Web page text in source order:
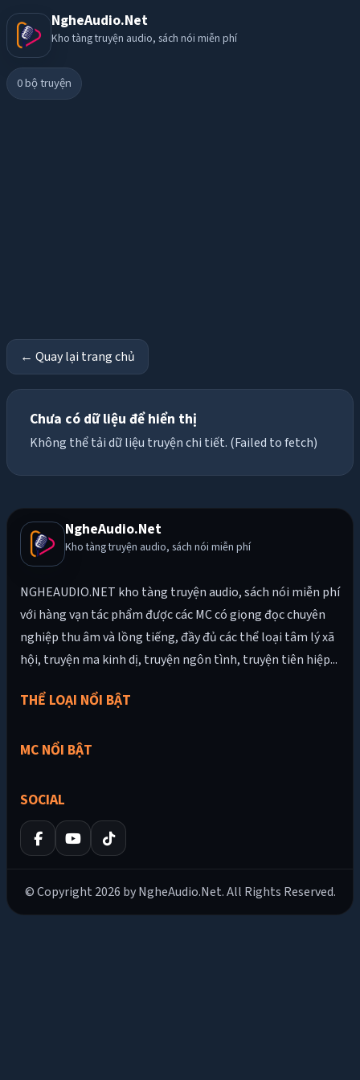
NgheAudio.Net
Kho tàng truyện audio, sách nói miễn phí
0bộ truyện
← Quay lại trang chủ
Chưa có dữ liệu để hiển thị
Không thể tải dữ liệu truyện chi tiết. (Failed to fetch)
NgheAudio.Net
Kho tàng truyện audio, sách nói miễn phí
NGHEAUDIO.NET kho tàng truyện audio, sách nói miễn phí
với hàng vạn tác phẩm được các MC có giọng đọc chuyên
nghiệp thu âm và lồng tiếng, đầy đủ các thể loại tâm lý xã
hội, truyện ma kinh dị, truyện ngôn tình, truyện tiên hiệp...
THỂ LOẠI NỔI BẬT
MC NỔI BẬT
SOCIAL
© Copyright 2026 by NgheAudio.Net. All Rights Reserved.